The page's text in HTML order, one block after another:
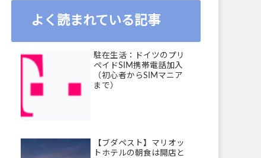
よく読まれている記事
駐在生活：ドイツのプリ
ペイドSIM携帯電話加入
（初心者からSIMマニア
まで）
【ブダペスト】マリオッ
トホテルの朝食は開店と